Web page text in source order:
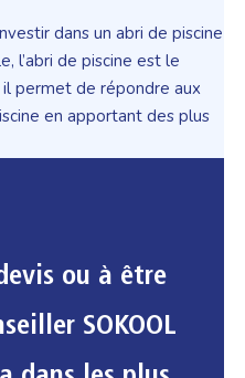
dans un abri de piscine
l’abri de piscine est le
permet de répondre aux
en apportant des plus
ou à être
SOKOOL